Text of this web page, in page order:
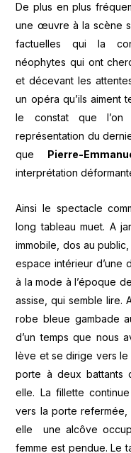
De plus en plus
une œuvre à la scène
factuelles qui la
néophytes qui ont
et décevant les
un opéra qu’ils aiment
le constat que
représentation du
que Pierre-
interprétation
Ainsi le spectacle
long tableau muet. A
immobile, dos au
espace intérieur d’une
à la mode à l’époque
assise, qui semble lire.
robe bleue gambade
d’un temps que nous
lève et se dirige vers
porte à deux battants
elle. La fillette
vers la porte
elle une alcôve
femme est pendue. Le